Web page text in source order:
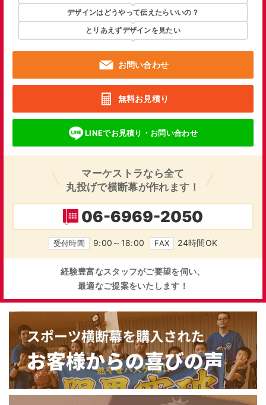
デザインはどうやって伝えたらいいの？
とリあえずデザインを見たい
お問い合わせ
無料お見積り
LINEでお見積り・お問い合わせ
マーケストラなら全て
丸投げで横断幕が作れます！
06-6969-2050
受付時間 9:00～18:00 FAX 24時間OK
経験豊富なスタッフがご要望を伺い、
最適なご提案をいたします！